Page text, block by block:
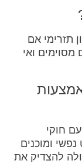
תזרימי אם
ואי
חוקי
ומוכנים
להצדיק את